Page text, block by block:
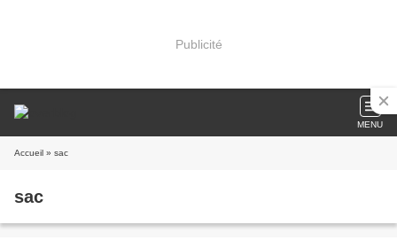
Publicité
MENU
Accueil » sac
sac